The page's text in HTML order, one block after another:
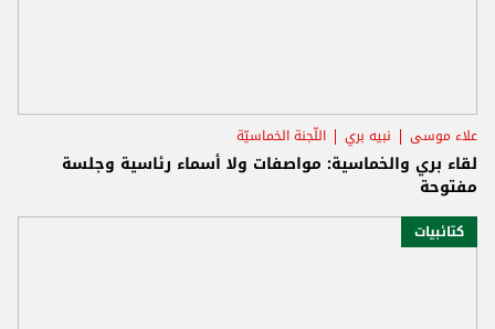
علاء موسى نبيه بري اللّجنة الخماسيّة
لقاء بري والخماسية: مواصفات ولا أسماء رئاسية وجلسة
مفتوحة
كتائبيات